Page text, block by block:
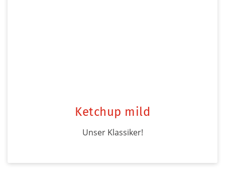
Ketchup mild
Unser Klassiker!